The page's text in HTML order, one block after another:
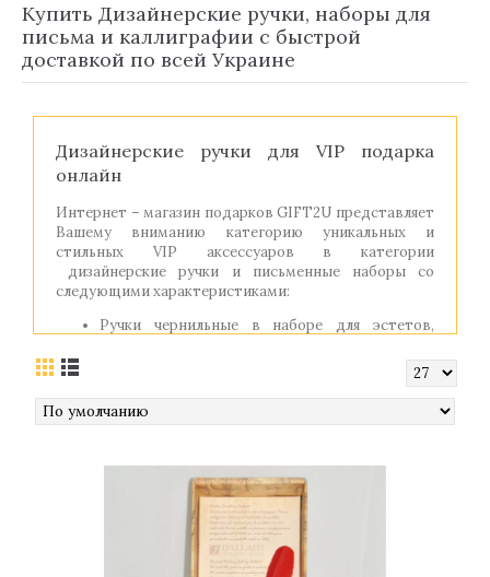
Купить Дизайнерские ручки, наборы для
письма и каллиграфии с быстрой
доставкой по всей Украине
Дизайнерские ручки для VIP подарка
онлайн
Интернет – магазин подарков GIFT2U представляет
Вашему вниманию категорию уникальных и
стильных VIP аксессуаров в категории
дизайнерские ручки и письменные наборы со
следующими характеристиками:
Ручки чернильные в наборе для эстетов,
выполнены итальянскими дизайнерами.
Сочетают старинный классический стиль и
применение современных технологий и
материалов;
письма и чтения;
В наборе представлены ручки из перьев и с
классическими деревянными держателями.
Художественно оформленные перья имеют
безупречное качество. Наборы представлены
разнообразными комплектами с чернилами,